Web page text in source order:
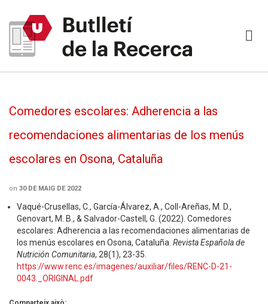
Comedores escolares: Adherencia a las
recomendaciones alimentarias de los menús
escolares en Osona, Cataluña
on 30 DE MAIG DE 2022
Vaqué-Crusellas, C., García-Álvarez, A., Coll-Areñas, M. D.,
Genovart, M. B., & Salvador-Castell, G. (2022). Comedores
escolares: Adherencia a las recomendaciones alimentarias de
los menús escolares en Osona, Cataluña. Revista Española de
Nutrición Comunitaria, 28(1), 23-35.
https://www.renc.es/imagenes/auxiliar/files/RENC-D-21-
0043._ORIGINAL.pdf